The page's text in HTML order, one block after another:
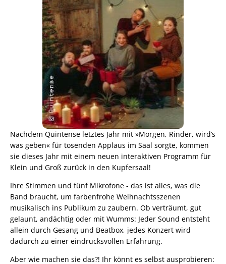
Nachdem Quintense letztes Jahr mit »Morgen, Rinder, wird’s
was geben« für tosenden Applaus im Saal sorgte, kommen
sie dieses Jahr mit einem neuen interaktiven Programm für
Klein und Groß zurück in den Kupfersaal!
Ihre Stimmen und fünf Mikrofone - das ist alles, was die
Band braucht, um farbenfrohe Weihnachtsszenen
musikalisch ins Publikum zu zaubern. Ob verträumt, gut
gelaunt, andächtig oder mit Wumms: Jeder Sound entsteht
allein durch Gesang und Beatbox, jedes Konzert wird
dadurch zu einer eindrucksvollen Erfahrung.
Aber wie machen sie das?! Ihr könnt es selbst ausprobieren: